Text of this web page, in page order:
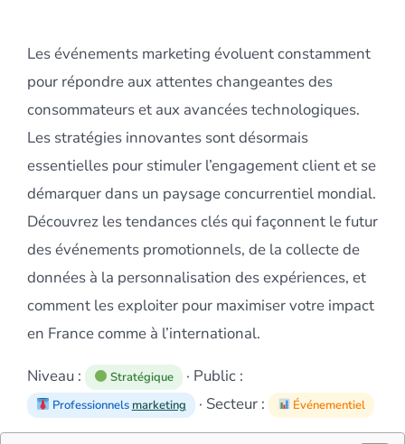
Les événements marketing évoluent constamment
pour répondre aux attentes changeantes des
consommateurs et aux avancées technologiques.
Les stratégies innovantes sont désormais
essentielles pour stimuler l’engagement client et se
démarquer dans un paysage concurrentiel mondial.
Découvrez les tendances clés qui façonnent le futur
des événements promotionnels, de la collecte de
données à la personnalisation des expériences, et
comment les exploiter pour maximiser votre impact
en France comme à l’international.
Niveau : Stratégique · Public :
Professionnels marketing · Secteur : Événementiel